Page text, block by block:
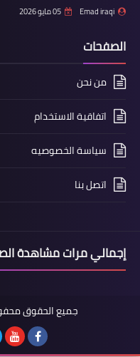
Emad iraqi 05 مايو 2026
الصفحات
من نحن
اتفاقية الاستخدام
سياسة الخصوصيه
اتصل بنا
إجمالي مرات مشاهدة
جميع الحقوق